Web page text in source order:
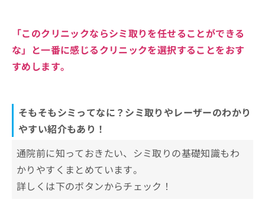
「このクリニックならシミ取りを任せることができる
な」と一番に感じるクリニックを選択することをおす
すめします。
そもそもシミってなに？シミ取りやレーザーのわかり
やすい紹介もあり！
通院前に知っておきたい、シミ取りの基礎知識もわ
かりやすくまとめています。
詳しくは下のボタンからチェック！